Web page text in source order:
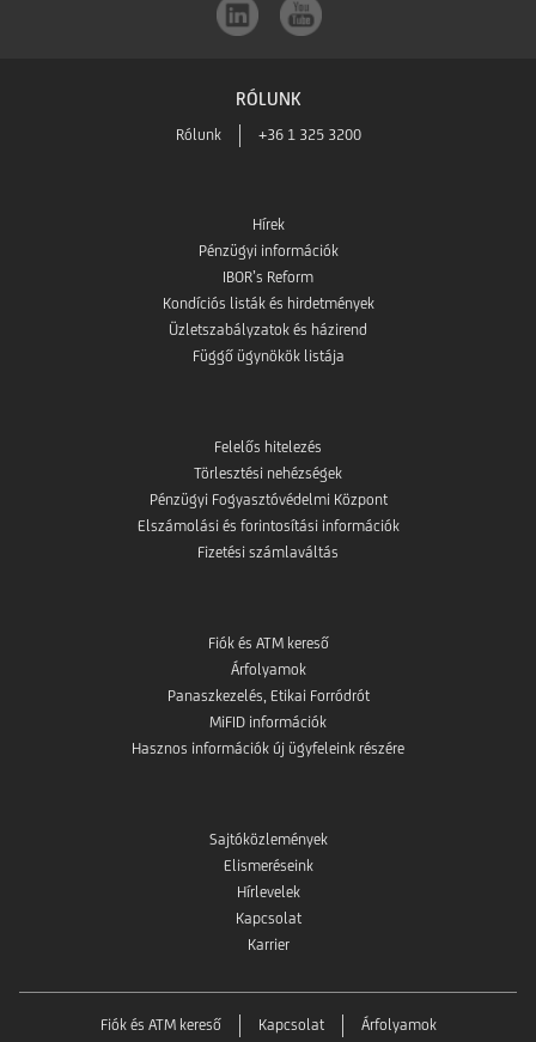
RÓLUNK
Rólunk +36 1 325 3200
Hírek
Pénzügyi információk
IBOR’s Reform
Kondíciós listák és hirdetmények
Üzletszabályzatok és házirend
Függő ügynökök listája
Felelős hitelezés
Törlesztési nehézségek
Pénzügyi Fogyasztóvédelmi Központ
Elszámolási és forintosítási információk
Fizetési számlaváltás
Fiók és ATM kereső
Árfolyamok
Panaszkezelés, Etikai Forródrót
MiFID információk
Hasznos információk új ügyfeleink részére
Sajtóközlemények
Elismeréseink
Hírlevelek
Kapcsolat
Karrier
Fiók és ATM kereső Kapcsolat Árfolyamok